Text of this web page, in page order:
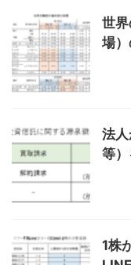
世
場
法
等
1株